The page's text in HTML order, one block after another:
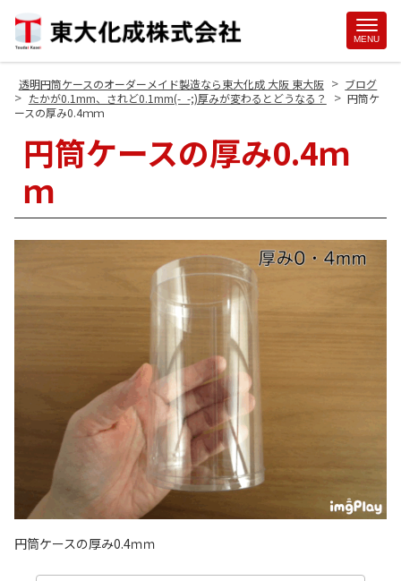
MENU
透明円筒ケースのオーダーメイド製造なら東大化成 大阪 東大阪 > ブログ
> たかが0.1mm、されど0.1mm(-_-;)厚みが変わるとどうなる？ > 円筒ケ
ースの厚み0.4ｍｍ
円筒ケースの厚み0.4ｍ
ｍ
円筒ケースの厚み0.4ｍｍ
Site
Footer